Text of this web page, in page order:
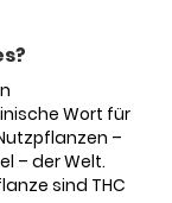
Wort für
–
– der Welt.
sind THC